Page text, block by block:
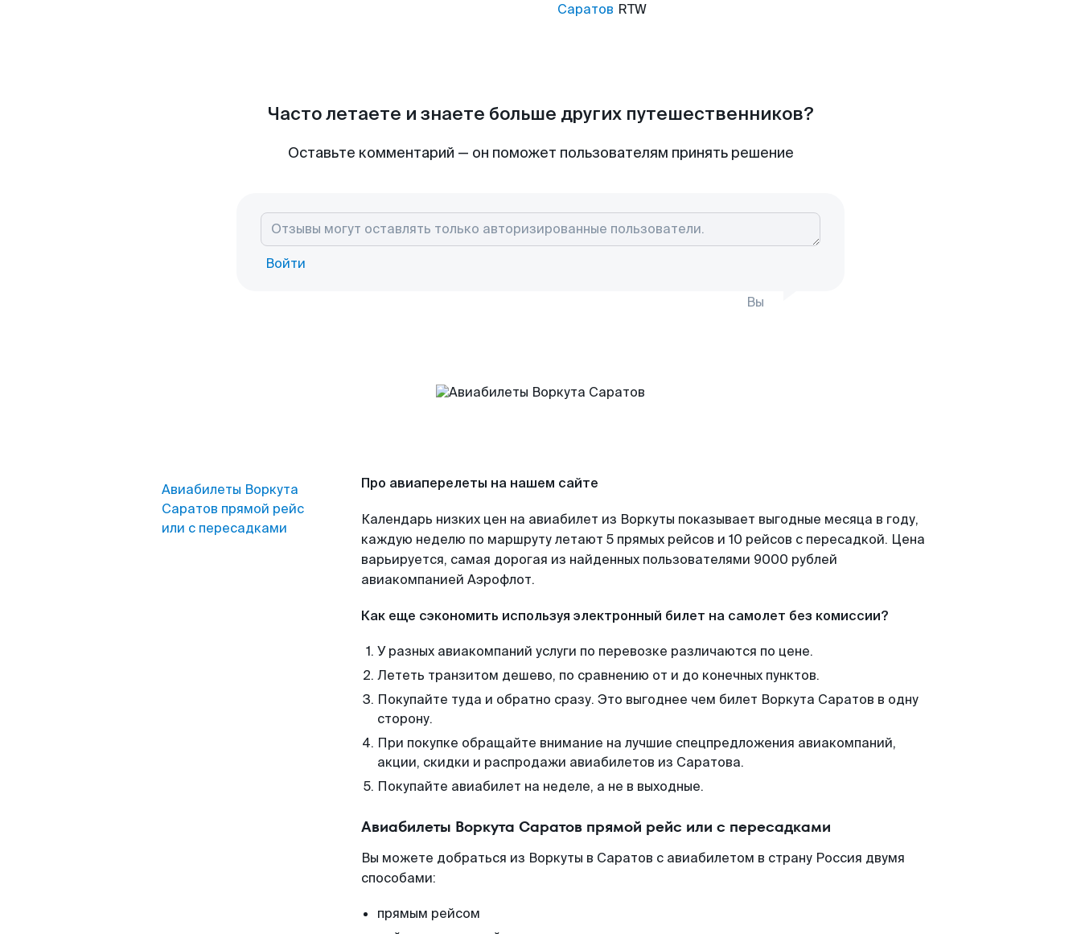
Саратов RTW
Часто летаете и знаете больше других путешественников?
Оставьте комментарий — он поможет пользователям принять решение
Войти
Вы
Авиабилеты Воркута
Саратов прямой рейс
или с пересадками
Про авиаперелеты на нашем сайте
Календарь низких цен на авиабилет из Воркуты показывает выгодные месяца в году,
каждую неделю по маршруту летают 5 прямых рейсов и 10 рейсов с пересадкой. Цена
варьируется, самая дорогая из найденных пользователями 9000 рублей
авиакомпанией Аэрофлот.
Как еще сэкономить используя электронный билет на самолет без комиссии?
У разных авиакомпаний услуги по перевозке различаются по цене.
Лететь транзитом дешево, по сравнению от и до конечных пунктов.
Покупайте туда и обратно сразу. Это выгоднее чем билет Воркута Саратов в одну
сторону.
При покупке обращайте внимание на лучшие спецпредложения авиакомпаний,
акции, скидки и распродажи авиабилетов из Саратова.
Покупайте авиабилет на неделе, а не в выходные.
Авиабилеты Воркута Саратов прямой рейс или с пересадками
Вы можете добраться из Воркуты в Саратов с авиабилетом в страну Россия двумя
способами:
прямым рейсом